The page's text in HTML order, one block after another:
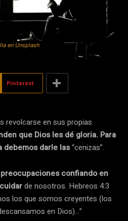
en Unsplash
Pinterest
revolcarse en sus propias
que Dios les dé gloria. Para
debemos darle las“cenizas”.
confiando en
de nosotros. Hebreos 4:3
los que somos creyentes (los
en Dios)…”